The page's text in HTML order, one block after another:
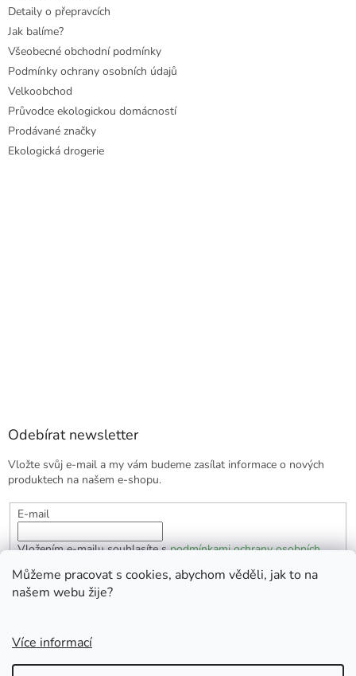
Můžeme pracovat s cookies, abychom věděli, jak to na
našem webu žije?
Více informací
Detaily o přepravcích
Jak balíme?
Všeobecné obchodní podmínky
Podmínky ochrany osobních údajů
Velkoobchod
Průvodce ekologickou domácností
Prodávané značky
Ekologická drogerie
Odebírat newsletter
Vložte svůj e-mail a my vám budeme zasílat informace o nových
produktech na našem e-shopu.
E-mail
Vložením e-mailu souhlasíte spodmínkami ochrany osobních
PŘIHLÁSIT SE